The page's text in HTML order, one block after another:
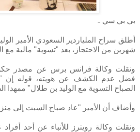
بي بي سي ـ
أطلق سراح الملياردير السعودي الأمير
شهرين من الاحتجاز، بعد "تسوية" مالية مع
ونقلت وكالة فرانس برس عن مصدر
فضل عدم الكشف عن هويته، قوله إن
الصباح التسوية مع الوليد بن طلال" ممهدا
وأضاف أن الأمير "عاد صباح السبت إلى
ونقلت وكالة رويترز للأنباء عن أحد